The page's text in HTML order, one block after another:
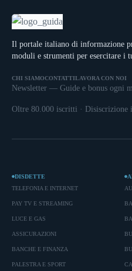
Il portale italiano di informazione
moduli e strumenti per esercitare i
CHI SIAMOCONTATTI LAVORA CON NOI
Newsletter — Guide e bonus ogni
Oltre 80.000 iscritti · Disiscrizione
DISDETTE
TELEFONIA E INTERNET
PAY TV E STREAMING
LUCE E GAS
ASSICURAZIONI
BANCHE E FINANZA
PALESTRA E SPORT